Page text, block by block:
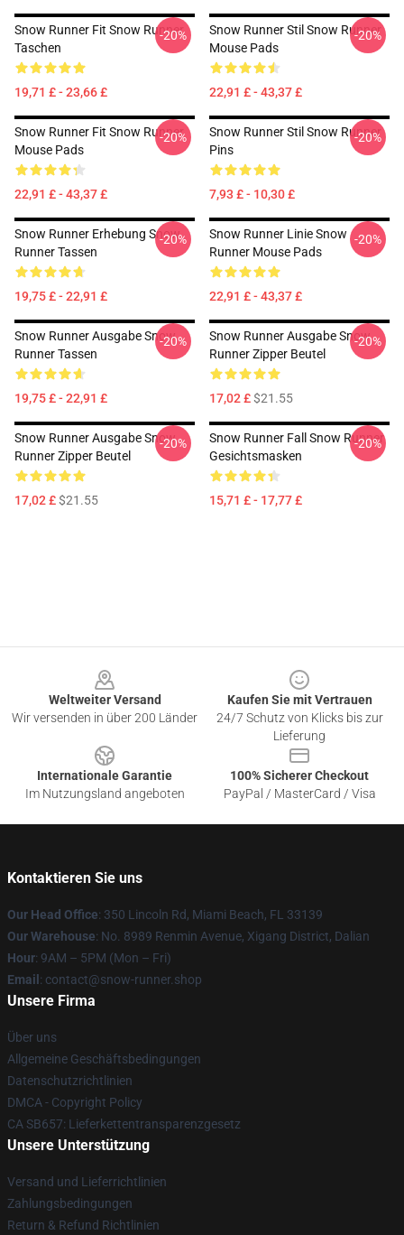
Snow Runner Fit Snow Runner
Taschen
19,71 £ - 23,66 £
-20%
Snow Runner Stil Snow Runner
Mouse Pads
22,91 £ - 43,37 £
-20%
Snow Runner Fit Snow Runner
Mouse Pads
22,91 £ - 43,37 £
-20%
Snow Runner Stil Snow Runner
Pins
7,93 £ - 10,30 £
-20%
Snow Runner Erhebung Snow
Runner Tassen
19,75 £ - 22,91 £
-20%
Snow Runner Linie Snow
Runner Mouse Pads
22,91 £ - 43,37 £
-20%
Snow Runner Ausgabe Snow
Runner Tassen
19,75 £ - 22,91 £
-20%
Snow Runner Ausgabe Snow
Runner Zipper Beutel
17,02 £$21.55
-20%
Snow Runner Ausgabe Snow
Runner Zipper Beutel
17,02 £$21.55
-20%
Snow Runner Fall Snow Runner
Gesichtsmasken
15,71 £ - 17,77 £
-20%
Weltweiter Versand
Wir versenden in über 200 Länder
Kaufen Sie mit Vertrauen
24/7 Schutz von Klicks bis zur
Lieferung
Internationale Garantie
Im Nutzungsland angeboten
100% Sicherer Checkout
PayPal / MasterCard / Visa
Kontaktieren Sie uns
Our Head Office: 350 Lincoln Rd, Miami Beach, FL 33139
Our Warehouse: No. 8989 Renmin Avenue, Xigang District, Dalian
Hour: 9AM – 5PM (Mon – Fri)
Email : contact@snow-runner.shop
Unsere Firma
Über uns
Allgemeine Geschäftsbedingungen
Datenschutzrichtlinien
DMCA - Copyright Policy
CA SB657: Lieferkettentransparenzgesetz
Unsere Unterstützung
Versand und Lieferrichtlinien
Zahlungsbedingungen
Return & Refund Richtlinien